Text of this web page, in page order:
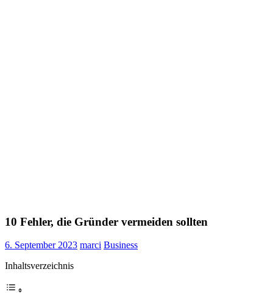
10 Fehler, die Gründer vermeiden sollten
6. September 2023 marci Business
Inhaltsverzeichnis